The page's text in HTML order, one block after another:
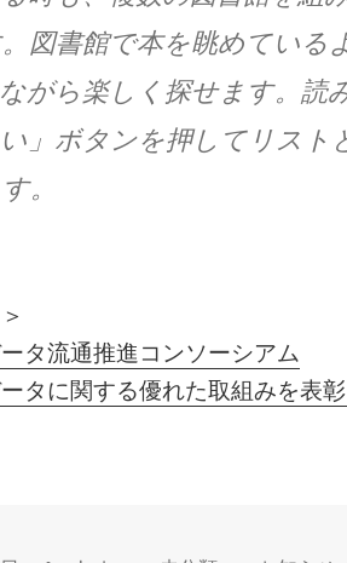
図書館で本を眺めている
がら楽しく探せます。読
」ボタンを押してリスト
。
タ流通推進コンソーシアム
タに関する優れた取組みを表彰